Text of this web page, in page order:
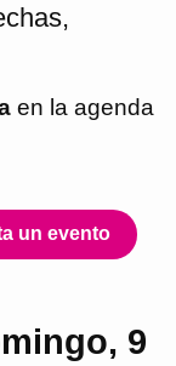
en la agenda
un evento
9